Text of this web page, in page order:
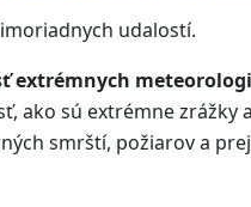
udalostí.
extrémnych
ako sú extrémne zrážky
smrští, požiarov a